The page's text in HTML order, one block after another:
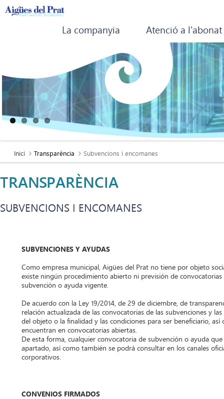
La companyia Atenció a l'abonat
Inici Transparència Subvencions i encomanes
TRANSPARÈNCIA
SUBVENCIONS I ENCOMANES
SUBVENCIONES Y AYUDAS
Como empresa municipal, Aigües del Prat no tiene por objeto
existe ningún procedimiento abierto ni previsión de
subvención o ayuda vigente.
De acuerdo con la Ley 19/2014, de 29 de diciembre, de
relación actualizada de las convocatorias de las subvenciones y
del objeto o la finalidad y las condiciones para ser beneficiario,
encuentran en convocatorias abiertas.
De esta forma, cualquier convocatoria de subvención o ayuda
apartado, así como también se podrá consultar en los canales
corporativos.
CONVENIOS FIRMADOS